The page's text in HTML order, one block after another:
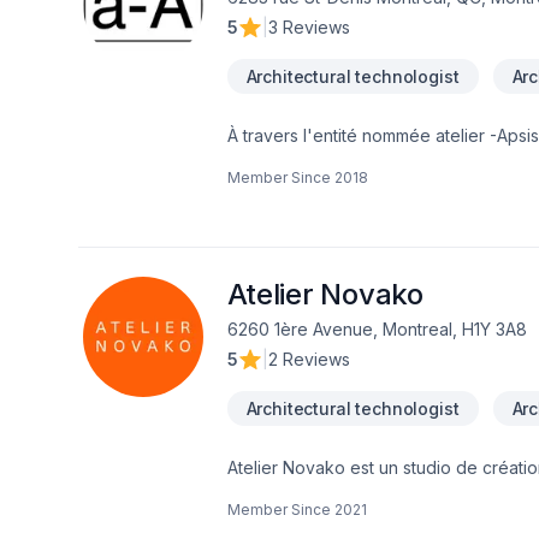
5
3 Reviews
Architectural technologist
À travers l'entité nommée atelier -
stagiaire et un technologue sénior. Le
offrons tous les services
Member Since 2018
Atelier Novako
6260 1ère Avenue, Montreal, H1Y 3A8
5
2 Reviews
Architectural technologist
Atelier Novako est un studio de
les éléments fondateurs de nos
Member Since 2021